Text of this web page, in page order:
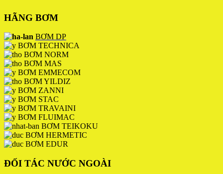
HÃNG BƠM
BƠM DP
BƠM TECHNICA
BƠM NORM
BƠM MAS
BƠM EMMECOM
BƠM YILDIZ
BƠM ZANNI
BƠM STAC
BƠM TRAVAINI
BƠM FLUIMAC
BƠM TEIKOKU
BƠM HERMETIC
BƠM EDUR
ĐỐI TÁC NƯỚC NGOÀI